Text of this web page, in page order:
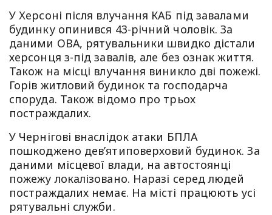
У Херсоні після влучання КАБ під завалами
будинку опинився 43-річний чоловік. За
даними ОВА, рятувальники швидко дістали
херсонця з-під завалів, але без ознак життя.
Також на місці влучання виникло дві пожежі.
Горів житловий будинок та господарча
споруда. Також відомо про трьох
постраждалих.
У Чернігові внаслідок атаки БПЛА
пошкоджено девʼятиповерховий будинок. За
даними місцевої влади, на автостоянці
пожежу локалізовано. Наразі серед людей
постраждалих немає. На місті працюють усі
рятувальні служби.